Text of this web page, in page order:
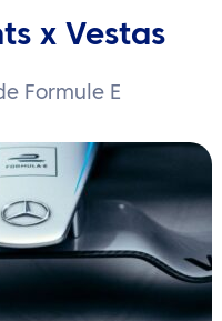
x Vestas
Formule E